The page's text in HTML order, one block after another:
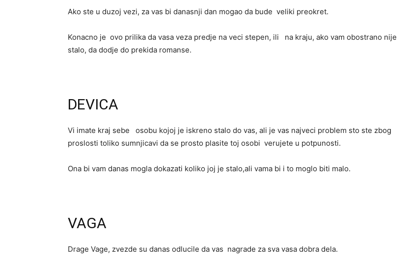
Ako ste u duzoj vezi, za vas bi danasnji dan mogao da bude veliki preokret.
Konacno je ovo prilika da vasa veza predje na veci stepen, ili na kraju, ako vam obostrano nije
stalo, da dodje do prekida romanse.
DEVICA
Vi imate kraj sebe osobu kojoj je iskreno stalo do vas, ali je vas najveci problem sto ste zbog
proslosti toliko sumnjicavi da se prosto plasite toj osobi verujete u potpunosti.
Ona bi vam danas mogla dokazati koliko joj je stalo,ali vama bi i to moglo biti malo.
VAGA
Drage Vage, zvezde su danas odlucile da vas nagrade za sva vasa dobra dela.